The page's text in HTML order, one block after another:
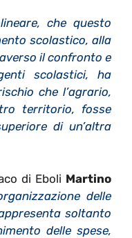
che questo
scolastico, alla
il confronto e
scolastici, ha
che l’agrario,
territorio, fosse
di un’altra
di Eboli Martino
delle
soltanto
delle spese,